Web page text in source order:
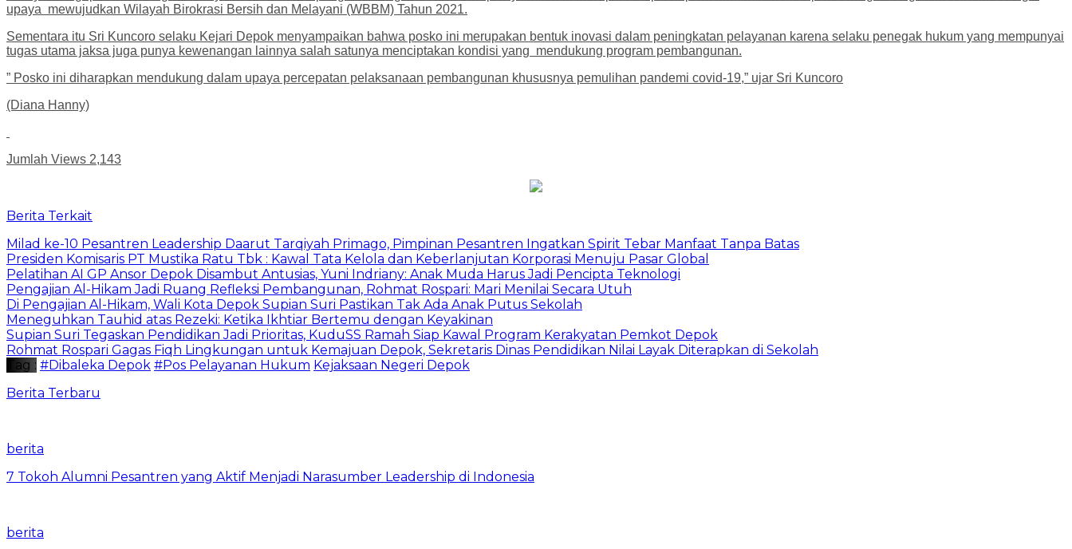
upaya mewujudkan Wilayah Birokrasi Bersih dan Melayani (WBBM) Tahun 2021.
Sementara itu Sri Kuncoro selaku Kejari Depok menyampaikan bahwa posko ini merupakan bentuk inovasi dalam peningkatan pelayanan karena selaku penegak hukum yang mempunyai
tugas utama jaksa juga punya kewenangan lainnya salah satunya menciptakan kondisi yang mendukung program pembangunan.
” Posko ini diharapkan mendukung dalam upaya percepatan pelaksanaan pembangunan khususnya pemulihan pandemi covid-19,” ujar Sri Kuncoro
(Diana Hanny)
Jumlah Views 2,143
Berita Terkait
Milad ke-10 Pesantren Leadership Daarut Tarqiyah Primago, Pimpinan Pesantren Ingatkan Spirit Tebar Manfaat Tanpa Batas
Presiden Komisaris PT Mustika Ratu Tbk : Kawal Tata Kelola dan Keberlanjutan Korporasi Menuju Pasar Global
Pelatihan AI GP Ansor Depok Disambut Antusias, Yuni Indriany: Anak Muda Harus Jadi Pencipta Teknologi
Pengajian Al-Hikam Jadi Ruang Refleksi Pembangunan, Rohmat Rospari: Mari Menilai Secara Utuh
Di Pengajian Al-Hikam, Wali Kota Depok Supian Suri Pastikan Tak Ada Anak Putus Sekolah
Meneguhkan Tauhid atas Rezeki: Ketika Ikhtiar Bertemu dengan Keyakinan
Supian Suri Tegaskan Pendidikan Jadi Prioritas, KuduSS Ramah Siap Kawal Program Kerakyatan Pemkot Depok
Rohmat Rospari Gagas Fiqh Lingkungan untuk Kemajuan Depok, Sekretaris Dinas Pendidikan Nilai Layak Diterapkan di Sekolah
Tag : #Dibaleka Depok #Pos Pelayanan Hukum Kejaksaan Negeri Depok
Berita Terbaru
berita
7 Tokoh Alumni Pesantren yang Aktif Menjadi Narasumber Leadership di Indonesia
berita